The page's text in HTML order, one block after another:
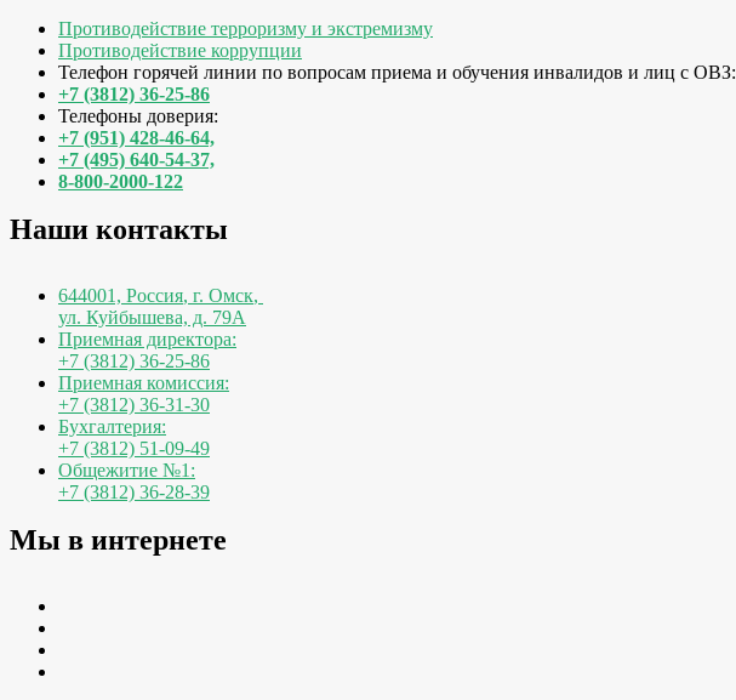
Противодействие терроризму и экстремизму
Противодействие коррупции
Телефон горячей линии по вопросам приема и обучения инвалидов и лиц с ОВЗ:
+7 (3812) 36-25-86
Телефоны доверия:
+7 (951) 428-46-64,
+7 (495) 640-54-37,
8-800-2000-122
Наши контакты
644001, Россия, г. Омск,
ул. Куйбышева, д. 79А
Приемная директора:
+7 (3812) 36-25-86
Приемная комиссия:
+7 (3812) 36-31-30
Бухгалтерия:
+7 (3812) 51-09-49
Общежитие №1:
+7 (3812) 36-28-39
Мы в интернете